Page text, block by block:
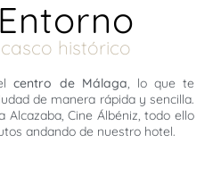
histórico
elcentro de Málaga, lo que te
de manera rápida y sencilla.
Alcazaba, Cine Álbéniz, todo ello
andando de nuestro hotel.